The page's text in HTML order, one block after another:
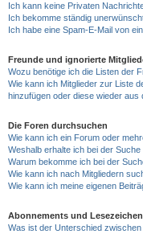
Ich kann keine Privaten
Ich bekomme ständig
Ich habe eine Spam-E-Mail von
Freunde und ignorierte
Wozu benötige ich die Listen der
Wie kann ich Mitglieder zur Liste
hinzufügen oder diese wieder aus
Die Foren durchsuchen
Wie kann ich ein Forum oder
Weshalb erhalte ich bei der
Warum bekomme ich bei der
Wie kann ich nach Mitgliedern
Wie kann ich meine eigenen
Abonnements und Lesezeichen
Was ist der Unterschied